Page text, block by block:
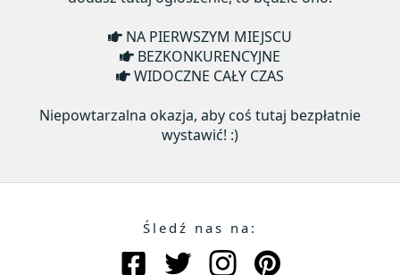
NA PIERWSZYM MIEJSCU
BEZKONKURENCYJNE
WIDOCZNE CAŁY CZAS
Niepowtarzalna okazja, aby coś tutaj bezpłatnie
wystawić! :)
Śledź nas na: